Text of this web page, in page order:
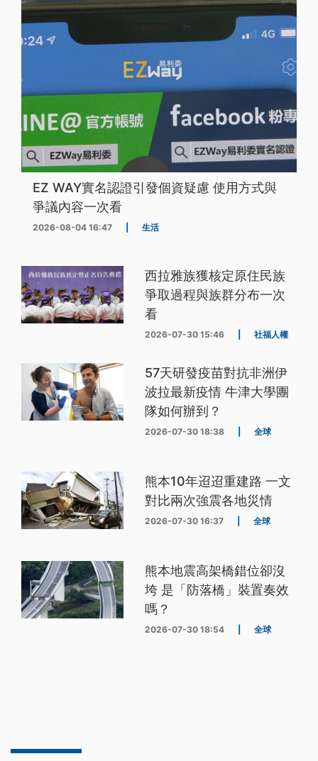
EZ WAY實名認證引發個資疑慮 使用方式與
爭議內容一次看
2026-08-04 16:47 生活
西拉雅族獲核定原住民族
爭取過程與族群分布一次
看
2026-07-30 15:46 社福人權
57天研發疫苗對抗非洲伊
波拉最新疫情 牛津大學團
隊如何辦到？
2026-07-30 18:38 全球
熊本10年迢迢重建路 一文
對比兩次強震各地災情
2026-07-30 16:37 全球
熊本地震高架橋錯位卻沒
垮 是「防落橋」裝置奏效
嗎？
2026-07-30 18:54 全球